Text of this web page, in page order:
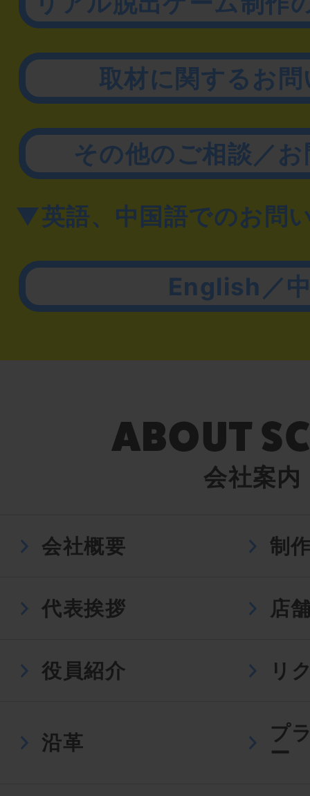
取材に関するお
その他のご相談／
▼英語、中国語でのお問
English／
会社案内
会社概要 制
代表挨拶 店
役員紹介 リ
沿革
プ
ー